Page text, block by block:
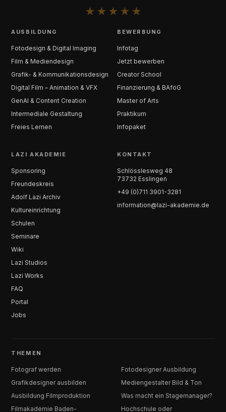
★ ★ ★ ★ ★
AUSBILDUNG
Fotodesign & Digital Imaging
Film & Mediendesign
Grafik- & Kommunikationsdesign
Digital Film – Animation & VFX
GenAI & Content Creation
Intermediale Gestaltung
Freies Lernen
BEWERBUNG
Infotag
Jetzt bewerben
Creator School
Finanzierung & BAföG
Master of Arts
Praktikum
Infopaket
LAZI AKADEMIE
Sponsoring
Freundeskreis
Adolf Lazi Archiv
Kultureinrichtung
Schulen
Seminare
Wiki
Lazi Studios
Lazi Works
FAQ
Portal
Jobs
KONTAKT
Schlösslesweg 48
73732 Esslingen
+49 (0)711 3901-3281
information@lazi-akademie.de
THEMEN
Fotograf werden
Fotodesigner Ausbildung
Grafikdesigner ausbilden
Mediengestalter Bild & Ton
Ausbildung Filmproduktion
Was macht ein Stagemanager?
Filmakademie Baden-
Hochschule oder